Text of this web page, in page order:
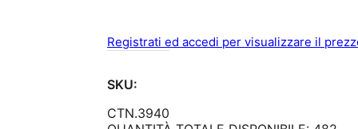
Registrati ed accedi per visualizzare il
SKU:
CTN.3940